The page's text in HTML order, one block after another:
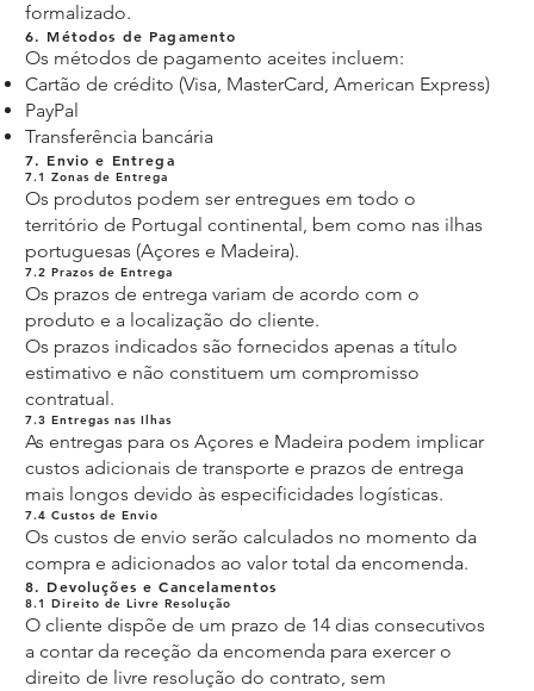
formalizado.
6. Métodos de Pagamento
Os métodos de pagamento aceites incluem:
Cartão de crédito (Visa, MasterCard, American Express)
PayPal
Transferência bancária
7. Envio e Entrega
7.1 Zonas de Entrega
Os produtos podem ser entregues em todo o
território de Portugal continental, bem como nas ilhas
portuguesas (Açores e Madeira).
7.2 Prazos de Entrega
Os prazos de entrega variam de acordo com o
produto e a localização do cliente.
Os prazos indicados são fornecidos apenas a título
estimativo e não constituem um compromisso
contratual.
7.3 Entregas nas Ilhas
As entregas para os Açores e Madeira podem implicar
custos adicionais de transporte e prazos de entrega
mais longos devido às especificidades logísticas.
7.4 Custos de Envio
Os custos de envio serão calculados no momento da
compra e adicionados ao valor total da encomenda.
8. Devoluções e Cancelamentos
8.1 Direito de Livre Resolução
O cliente dispõe de um prazo de 14 dias consecutivos
a contar da receção da encomenda para exercer o
direito de livre resolução do contrato, sem